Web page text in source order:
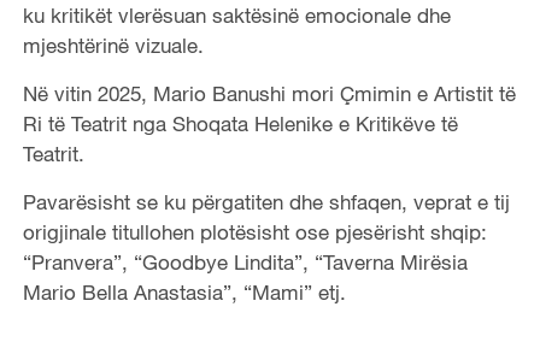
ku kritikët vlerësuan saktësinë emocionale dhe
mjeshtërinë vizuale.
Në vitin 2025, Mario Banushi mori Çmimin e Artistit të
Ri të Teatrit nga Shoqata Helenike e Kritikëve të
Teatrit.
Pavarësisht se ku përgatiten dhe shfaqen, veprat e tij
origjinale titullohen plotësisht ose pjesërisht shqip:
“Pranvera”, “Goodbye Lindita”, “Taverna Mirësia
Mario Bella Anastasia”, “Mami” etj.